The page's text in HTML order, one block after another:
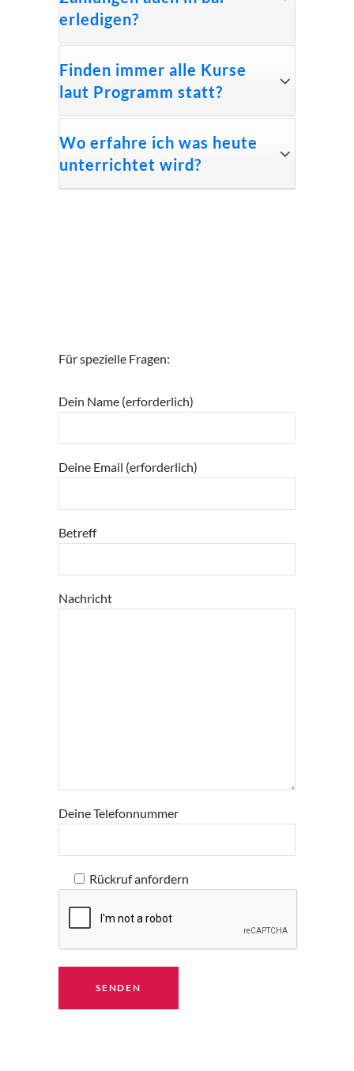
erledigen?
Finden immer alle Kurse
laut Programm statt?
Wo erfahre ich was heute
unterrichtet wird?
Für spezielle Fragen:
Dein Name (erforderlich)
Deine Email (erforderlich)
Betreff
Nachricht
Deine Telefonnummer
Rückruf anfordern